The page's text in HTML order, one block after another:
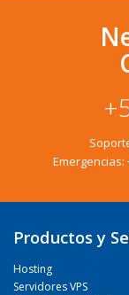
Emergencias:
Productos y
Hosting
Servidores VPS